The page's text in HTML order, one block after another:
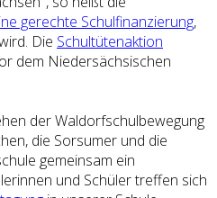
gerechte Schulfinanzierung,
Die Schultütenaktion
dem Niedersächsischen
der Waldorfschulbewegung
die Sorsumer und die
gemeinsam ein
und Schüler treffen sich